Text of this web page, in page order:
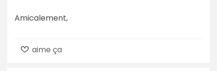
Amicalement,
aime ça